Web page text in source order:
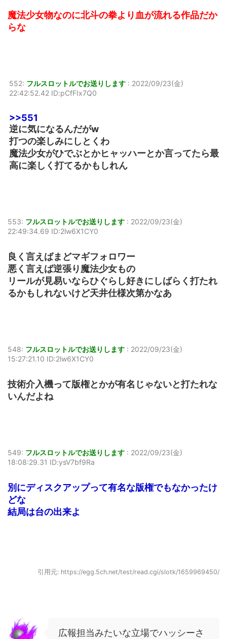
魔法少女物なのに北斗の拳より血が流れる作品だか
らな
552: フルスロットルでお送りします : 2022/09/23(金)
22:42:52.42 ID:pCfFIx7Q0
>>551
逆に気になるんだがw
打つの楽しみにしとくわ
魔法少女がひでぶとかヒャッハーとか言ってたら最
高に楽しく打てるかもしれん
553: フルスロットルでお送りします : 2022/09/23(金)
22:49:34.69 ID:2lw6X1CY0
良く言えばまどマギフォロワー
悪く言えば逆張り魔法少女もの
リールが見易いならひぐらし好きにしばらく打たれ
るかもしれないけど天井仕様次第かなあ
548: フルスロットルでお送りします : 2022/09/23(金)
15:27:21.10 ID:2lw6X1CY0
技術介入機って版権とかが有名じゃないと打たれな
いんだよね
549: フルスロットルでお送りします : 2022/09/23(金)
18:08:29.31 ID:ysV7bf9Ra
別にディスクアップって有名な版権でもなかったけ
どな
結局は台の出来よ
引用元: https://egg.5ch.net/test/read.cgi/slotk/1659969450/
広報担当みたいな立場でハッシーさ